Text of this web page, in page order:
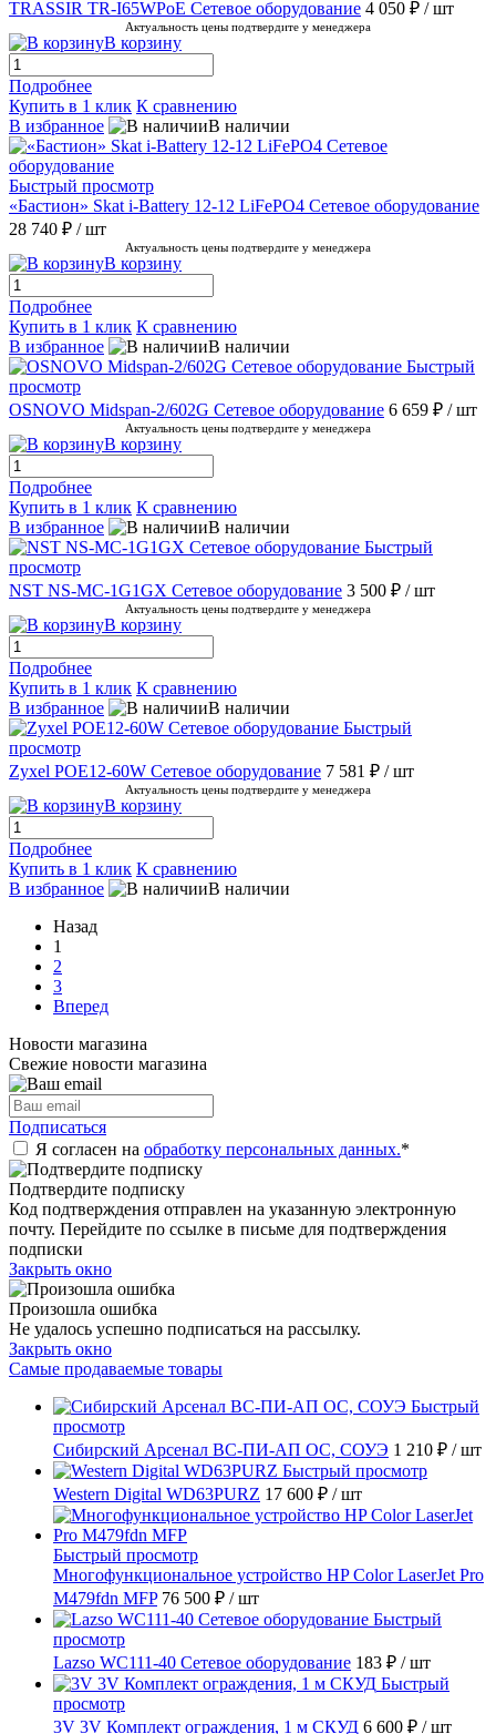
TRASSIR TR-I65WPoE Сетевое оборудование 4 050 ₽ / шт
Актуальность цены подтвердите у менеджера
В корзину
Подробнее
Купить в 1 клик К сравнению
В избранное
В наличии
Быстрый просмотр
«Бастион» Skat i-Battery 12-12 LiFePO4 Сетевое оборудование
28 740 ₽ / шт
Актуальность цены подтвердите у менеджера
В корзину
Подробнее
Купить в 1 клик К сравнению
В избранное
В наличии
Быстрый
просмотр
OSNOVO Midspan-2/602G Сетевое оборудование 6 659 ₽ / шт
Актуальность цены подтвердите у менеджера
В корзину
Подробнее
Купить в 1 клик К сравнению
В избранное
В наличии
Быстрый
просмотр
NST NS-MC-1G1GX Сетевое оборудование 3 500 ₽ / шт
Актуальность цены подтвердите у менеджера
В корзину
Подробнее
Купить в 1 клик К сравнению
В избранное
В наличии
Быстрый
просмотр
Zyxel POE12-60W Сетевое оборудование 7 581 ₽ / шт
Актуальность цены подтвердите у менеджера
В корзину
Подробнее
Купить в 1 клик К сравнению
В избранное
В наличии
Назад
1
2
3
Вперед
Новости магазина
Свежие новости магазина
Подписаться
Я согласен на обработку персональных данных.*
Подтвердите подписку
Код подтверждения отправлен на указанную электронную
почту. Перейдите по ссылке в письме для подтверждения
подписки
Закрыть окно
Произошла ошибка
Не удалось успешно подписаться на рассылку.
Закрыть окно
Самые продаваемые товары
Быстрый
просмотр
Сибирский Арсенал ВС-ПИ-АП ОС, СОУЭ 1 210 ₽ / шт
Быстрый просмотр
Western Digital WD63PURZ 17 600 ₽ / шт
Быстрый просмотр
Многофункциональное устройство HP Color LaserJet Pro
M479fdn MFP 76 500 ₽ / шт
Быстрый
просмотр
Lazso WC111-40 Сетевое оборудование 183 ₽ / шт
Быстрый
просмотр
3V 3V Комплект ограждения, 1 м СКУД 6 600 ₽ / шт